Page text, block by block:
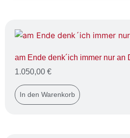
am Ende denk´ich immer nur an
1.050,00 €
In den Warenkorb